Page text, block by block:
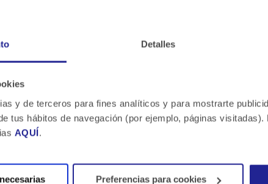
Detalles
y de terceros para fines analíticos y para mostrarte
tus hábitos de navegación (por ejemplo, páginas
AQUÍ.
Preferencias para cookies